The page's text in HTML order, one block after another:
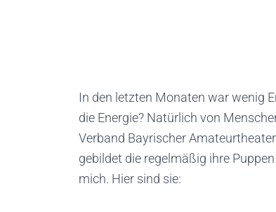
In den letzten Monaten war wenig
die Energie? Natürlich von
Verband Bayrischer
gebildet die regelmäßig ihre
mich. Hier sind sie: